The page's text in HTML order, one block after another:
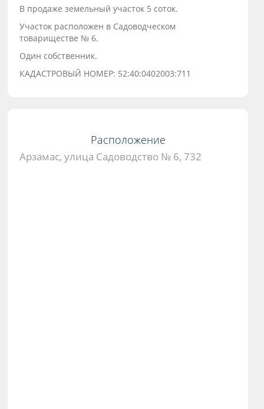
В продаже земельный участок 5 соток.
Участок расположен в Садоводческом
товариществе № 6.
Один собственник.
КАДАСТРОВЫЙ НОМЕР: 52:40:0402003:711
Расположение
Арзамас, улица Садоводство № 6, 732